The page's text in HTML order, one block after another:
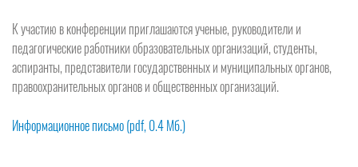
К участию в конференции приглашаются ученые, руководители и
педагогические работники образовательных организаций, студенты,
аспиранты, представители государственных и муниципальных органов,
правоохранительных органов и общественных организаций.
Информационное письмо (pdf, 0.4 Мб.)